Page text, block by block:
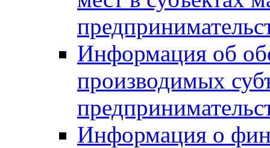
Информация об
производимых
Информация о